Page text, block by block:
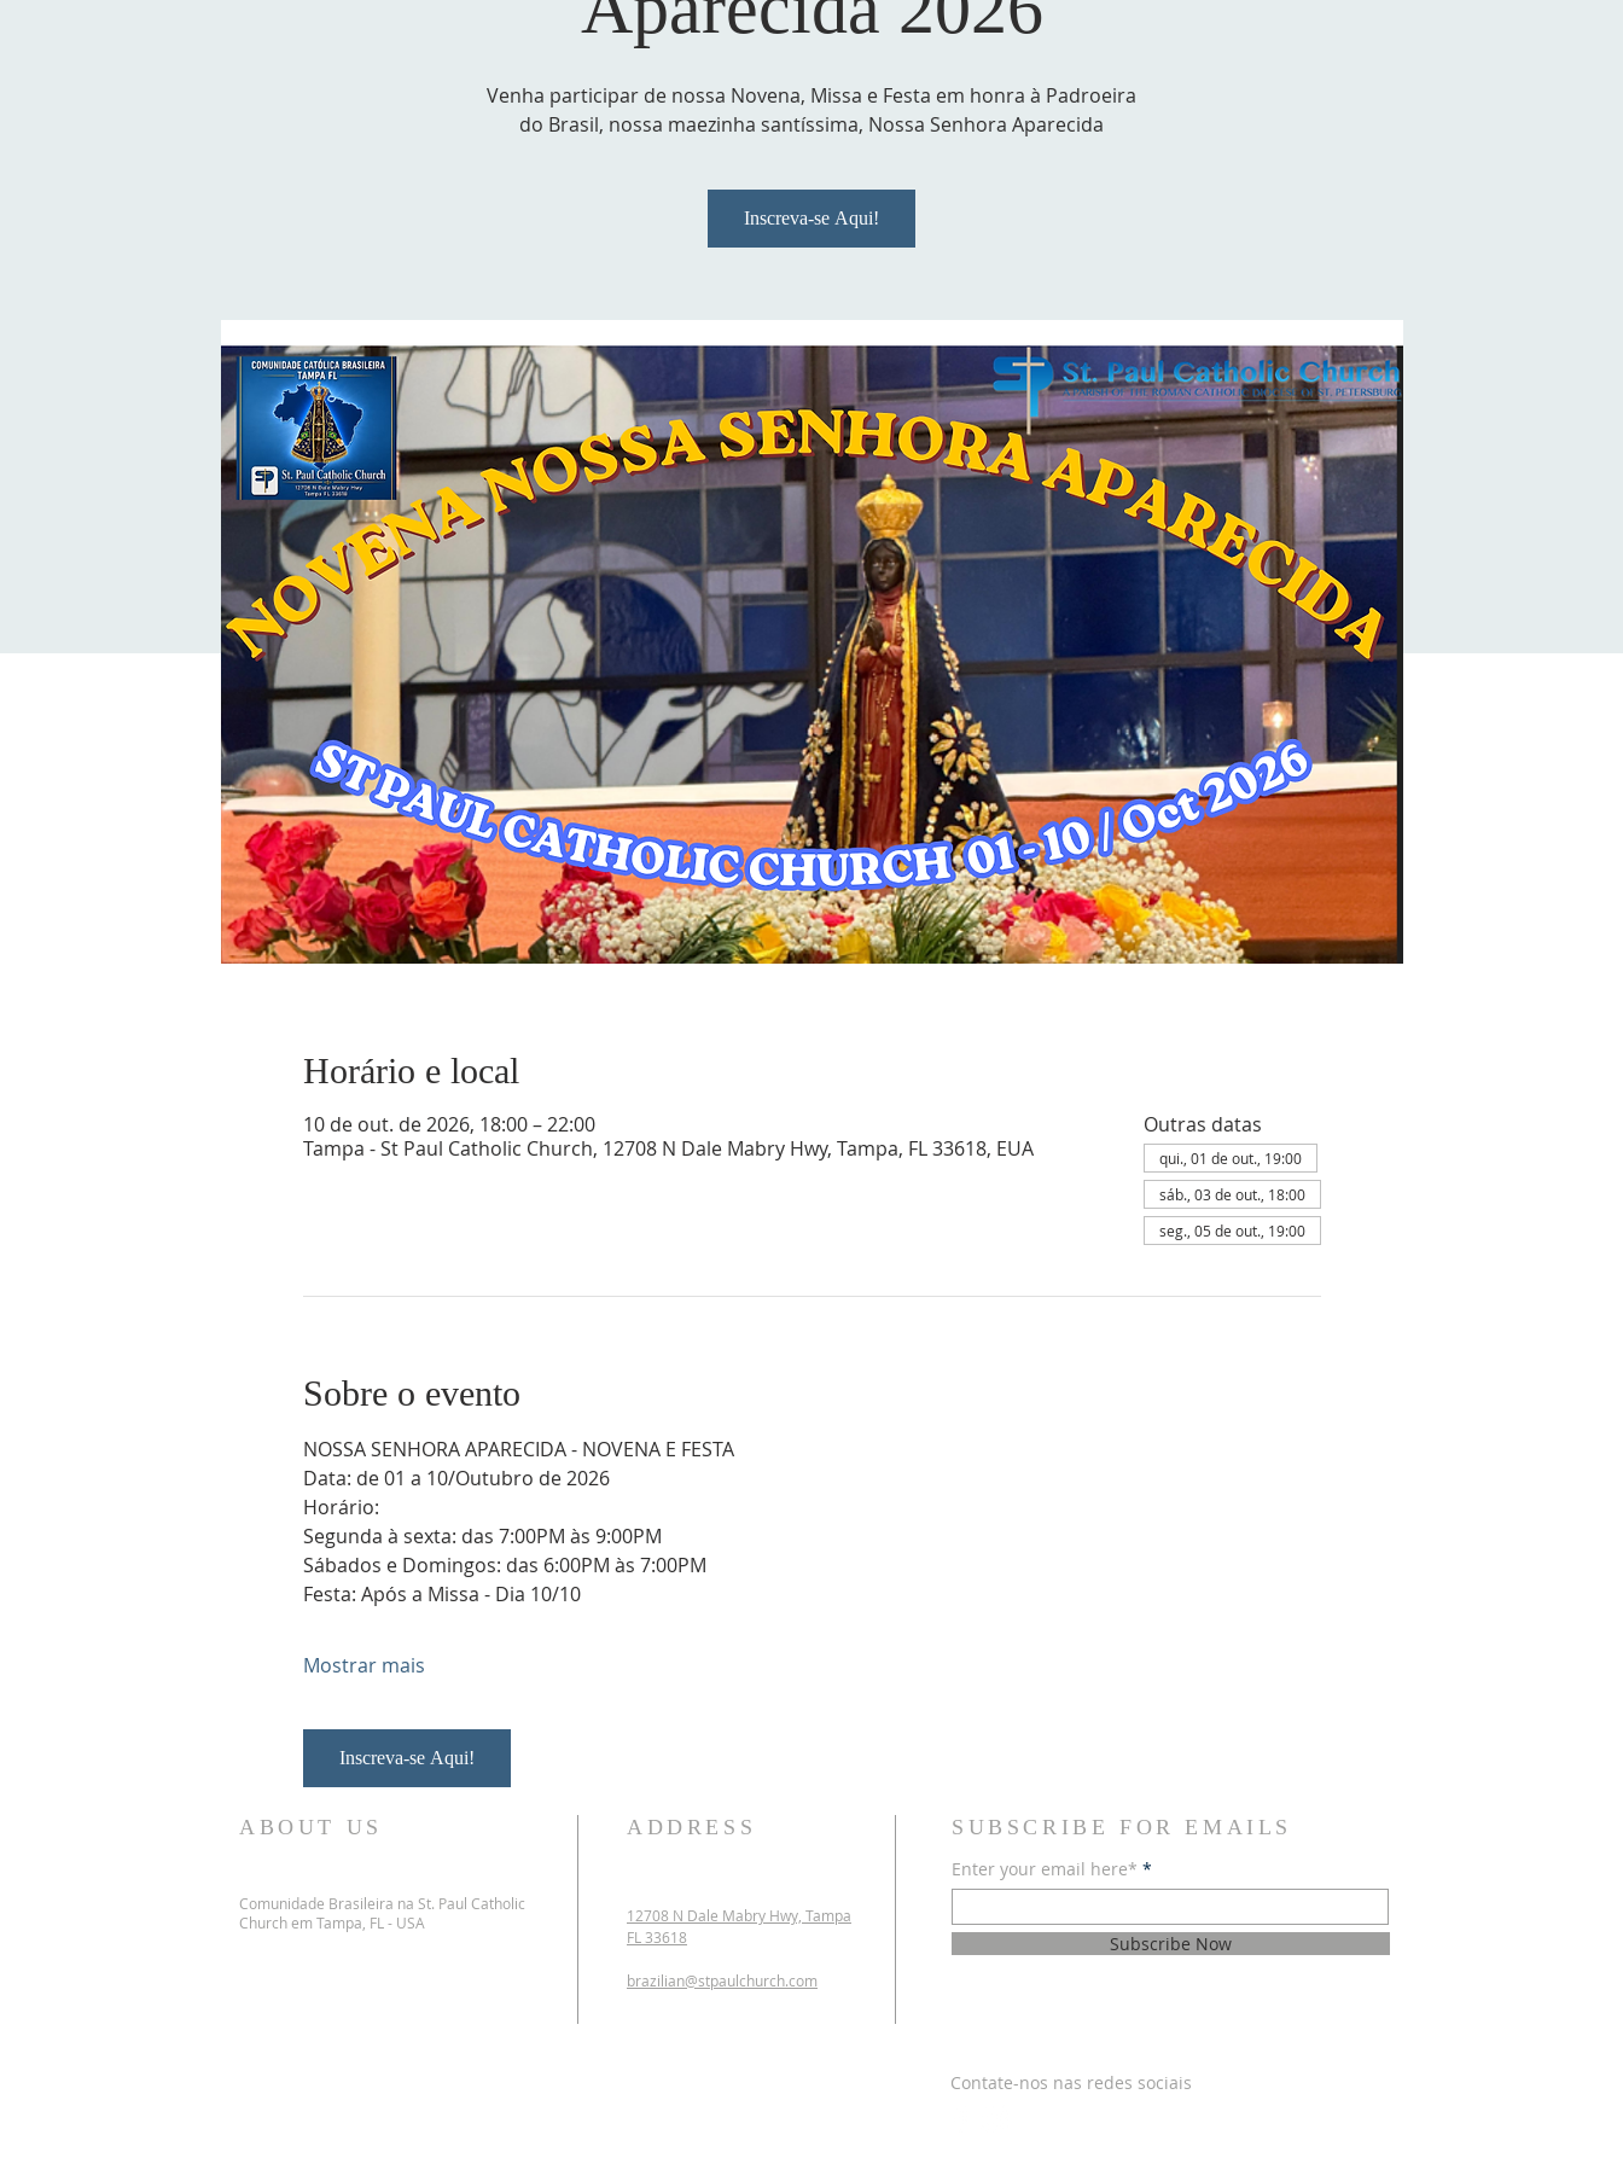
Venha participar de nossa Novena, Missa e Festa em honra à Padroeira
do Brasil, nossa maezinha santíssima, Nossa Senhora Aparecida
Inscreva-se Aqui!
Horário e local
10 de out. de 2026, 18:00 – 22:00
Tampa - St Paul Catholic Church, 12708 N Dale Mabry Hwy, Tampa, FL 33618, EUA
Outras datas
qui., 01 de out., 19:00
sáb., 03 de out., 18:00
seg., 05 de out., 19:00
Sobre o evento
NOSSA SENHORA APARECIDA - NOVENA E FESTA
Data: de 01 a 10/Outubro de 2026
Horário:
Segunda à sexta: das 7:00PM às 9:00PM
Sábados e Domingos: das 6:00PM às 7:00PM
Festa: Após a Missa - Dia 10/10
Mostrar mais
Inscreva-se Aqui!
ABOUT US
Comunidade Brasileira na St. Paul Catholic
Church em Tampa, FL - USA
ADDRESS
12708 N Dale Mabry Hwy, Tampa
FL 33618
brazilian@stpaulchurch.com
SUBSCRIBE FOR EMAILS
Enter your email here*
Subscribe Now
Contate-nos nas redes sociais